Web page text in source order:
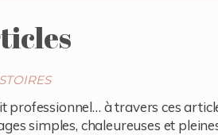
professionnel… à travers ces
simples, chaleureuses et